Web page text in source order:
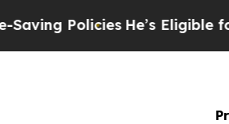
He’s Eligible for Up to